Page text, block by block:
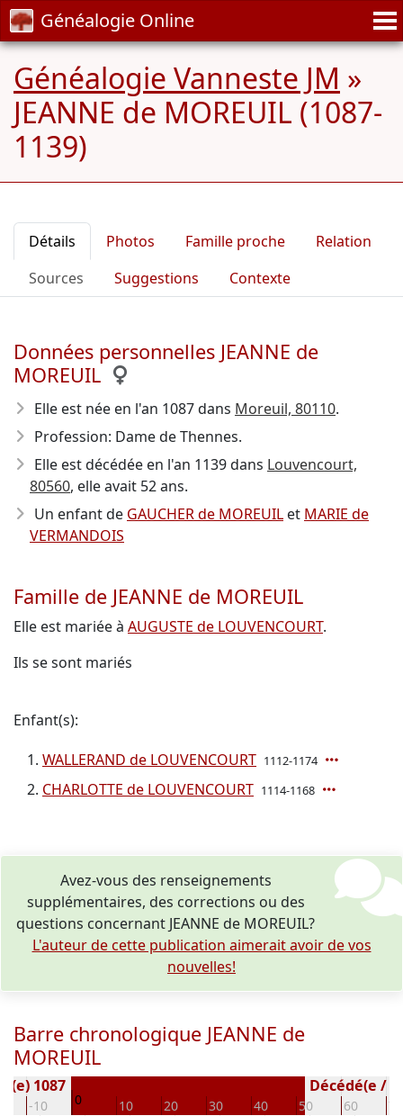
Généalogie Online
Généalogie Vanneste JM »
JEANNE de MOREUIL (1087-
1139)
Détails Photos Famille proche
Relation
Sources
Suggestions Contexte
Données personnelles JEANNE de
MOREUIL
Elle est née en l'an 1087dans Moreuil, 80110.
Profession: Dame de Thennes.
Elle est décédée en l'an 1139dans Louvencourt,
80560, elle avait 52 ans.
Un enfant de GAUCHER de MOREUIL et MARIE de
VERMANDOIS
Famille de JEANNE de MOREUIL
Elle est mariée à AUGUSTE de LOUVENCOURT.
Ils se sont mariés
Enfant(s):
WALLERAND de LOUVENCOURT 1112-1174
CHARLOTTE de LOUVENCOURT 1114-1168
Avez-vous des renseignements
supplémentaires, des corrections ou des
questions concernant JEANNE de MOREUIL?
L'auteur de cette publication aimerait avoir de vos
nouvelles!
Barre chronologique JEANNE de
MOREUIL
-10 0 10 20 30 40 50 60 70
1087 Décédé(e /